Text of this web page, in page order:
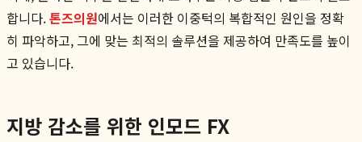
합니다.톤즈의원에서는 이러한 이중턱의 복합적인 원인을 정확
히 파악하고, 그에 맞는 최적의 솔루션을 제공하여 만족도를 높이
고 있습니다.
지방 감소를 위한 인모드 FX